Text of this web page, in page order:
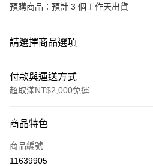
預購商品：預計 3 個工作天出貨
請選擇商品選項
付款與運送方式
超取滿NT$2,000免運
信用卡一次付款
超商取貨付款
商品特色
商品編號
11639905